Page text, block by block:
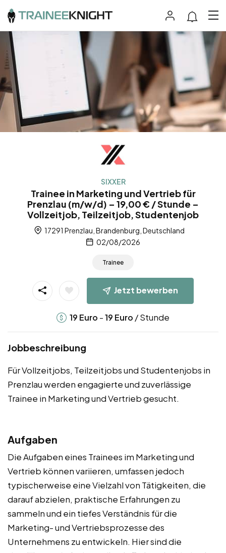
SIXXER
Trainee in Marketing und Vertrieb für
Prenzlau (m/w/d) – 19,00 € / Stunde –
Vollzeitjob, Teilzeitjob, Studentenjob
17291 Prenzlau, Brandenburg, Deutschland
02/08/2026
Trainee
Jetzt bewerben
19 Euro -19 Euro / Stunde
Jobbeschreibung
Für Vollzeitjobs, Teilzeitjobs und Studentenjobs in
Prenzlau werden engagierte und zuverlässige
Trainee in Marketing und Vertrieb gesucht.
Aufgaben
Die Aufgaben eines Trainees im Marketing und
Vertrieb können variieren, umfassen jedoch
typischerweise eine Vielzahl von Tätigkeiten, die
darauf abzielen, praktische Erfahrungen zu
sammeln und ein tiefes Verständnis für die
Marketing- und Vertriebsprozesse des
Unternehmens zu entwickeln. Hier sind die